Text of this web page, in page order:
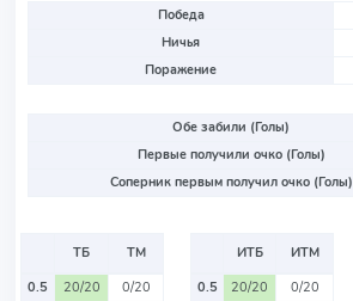
Победа
Ничья
Поражение
Обе забили (Голы)
Первые получили очко (Голы)
Соперник первым получил очко (Голы)
ТБ
ТМ
0.5
20/20
0/20
ИТБ
ИТМ
0.5
20/20
0/20